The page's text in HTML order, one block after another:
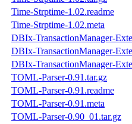
Time-Strptime-1.02.readme
Time-Strptime-1.02.meta
DBIx-TransactionManager-
DBIx-TransactionManager-
DBIx-TransactionManager-
TOML-Parser-0.91.tar.gz
TOML-Parser-0.91.readme
TOML-Parser-0.91.meta
TOML-Parser-0.90_01.tar.gz